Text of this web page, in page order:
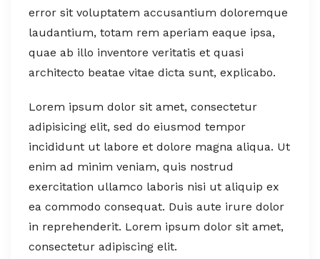
error sit voluptatem accusantium doloremque
laudantium, totam rem aperiam eaque ipsa,
quae ab illo inventore veritatis et quasi
architecto beatae vitae dicta sunt, explicabo.
Lorem ipsum dolor sit amet, consectetur
adipisicing elit, sed do eiusmod tempor
incididunt ut labore et dolore magna aliqua. Ut
enim ad minim veniam, quis nostrud
exercitation ullamco laboris nisi ut aliquip ex
ea commodo consequat. Duis aute irure dolor
in reprehenderit. Lorem ipsum dolor sit amet,
consectetur adipiscing elit.